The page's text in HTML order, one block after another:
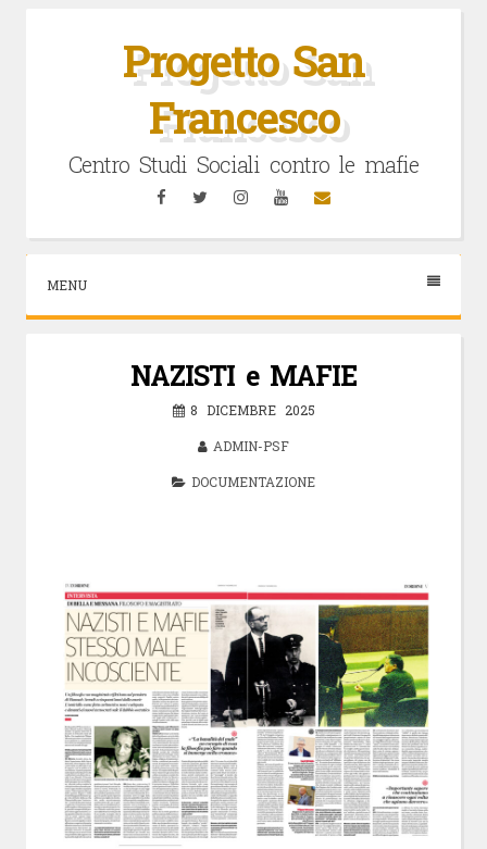
Progetto San
Francesco
Centro Studi Sociali contro le mafie
FacebookTwitterInstagramYouTubeEmail
MENU
NAZISTI e MAFIE
8 DICEMBRE 2025
ADMIN-PSF
DOCUMENTAZIONE